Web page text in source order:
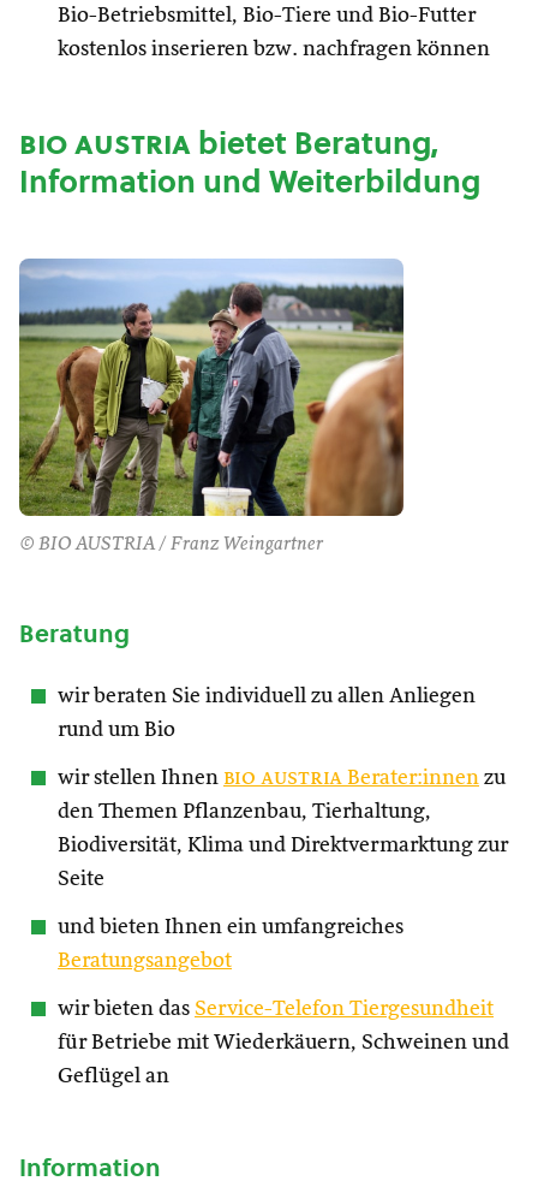
Bio-Betriebsmittel, Bio-Tiere und Bio-Futter
kostenlos inserieren bzw. nachfragen können
bio austriabietet Beratung,
Information und Weiterbildung
© BIO AUSTRIA / Franz Weingartner
Beratung
wir beraten Sie individuell zu allen Anliegen
rund um Bio
wir stellen Ihnen bio austria Berater:innen zu
den Themen Pflanzenbau, Tierhaltung,
Biodiversität, Klima und Direktvermarktung zur
Seite
und bieten Ihnen ein umfangreiches
Beratungsangebot
wir bieten das Service-Telefon Tiergesundheit
für Betriebe mit Wiederkäuern, Schweinen und
Geflügel an
Information